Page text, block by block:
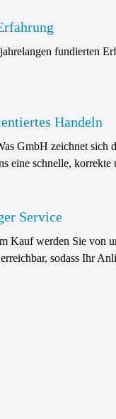
fundierten
Handeln
GmbH zeichnet sich
eine schnelle,
Service
Kauf werden Sie von
sodass Ihr